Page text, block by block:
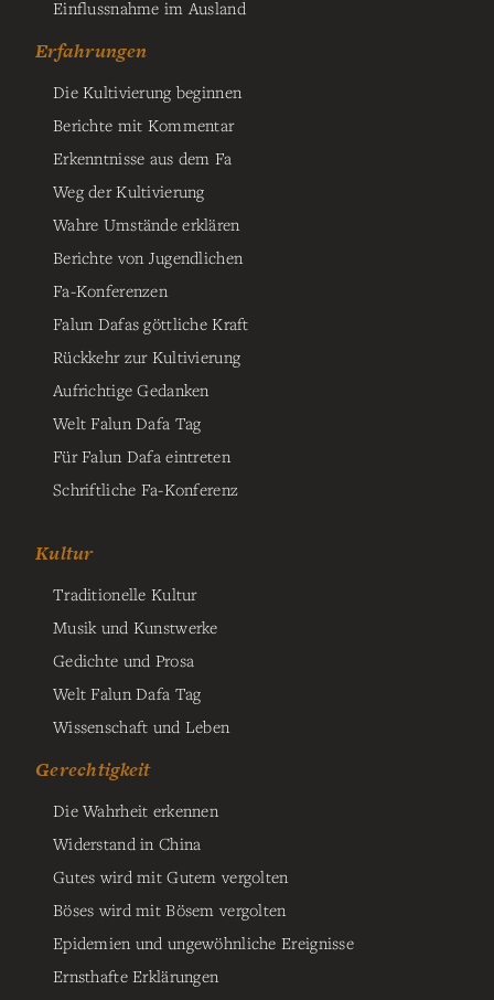
Einflussnahme im Ausland
Erfahrungen
Die Kultivierung beginnen
Berichte mit Kommentar
Erkenntnisse aus dem Fa
Weg der Kultivierung
Wahre Umstände erklären
Berichte von Jugendlichen
Fa-Konferenzen
Falun Dafas göttliche Kraft
Rückkehr zur Kultivierung
Aufrichtige Gedanken
Welt Falun Dafa Tag
Für Falun Dafa eintreten
Schriftliche Fa-Konferenz
Kultur
Traditionelle Kultur
Musik und Kunstwerke
Gedichte und Prosa
Welt Falun Dafa Tag
Wissenschaft und Leben
Gerechtigkeit
Die Wahrheit erkennen
Widerstand in China
Gutes wird mit Gutem vergolten
Böses wird mit Bösem vergolten
Epidemien und ungewöhnliche Ereignisse
Ernsthafte Erklärungen